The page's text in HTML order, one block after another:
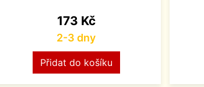
Cena
173 Kč
2-3 dny
Přidat do košíku